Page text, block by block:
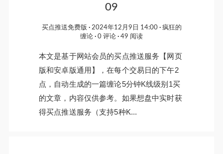
09
买点推送免费版 2024年12月9日 14:00
疯狂的
缠论
0 评论 49 阅读
本文是基于网站会员的买点推送服务【网页
版和安卓版通用】，在每个交易日的下午2
点，自动生成的一篇缠论5分钟K线级别1买
的文章，内容仅供参考。如果想盘中实时获
得买点推送服务（支持5种K...